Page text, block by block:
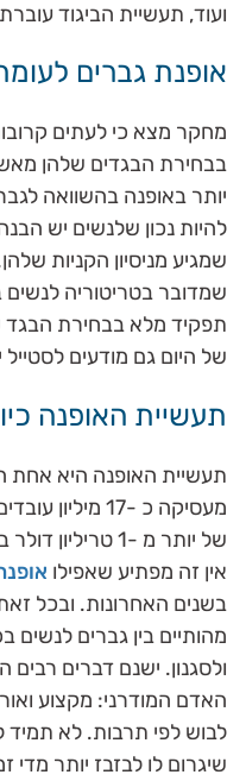
ועוד, תעשיית הביגוד
אופנת גברים
מחקר מצא כי לעתים
בבחירת הבגדים שלהן
יותר באופנה בהשוואה
להיות נכון שלנשים יש
שמגיע מניסיון הקניות
שמדובר בטריטוריה
תפקיד מלא בבחירת הבגד
של היום גם מודעים
תעשיית האופנה
תעשיית האופנה היא אחת
מעסיקה כ -17
של יותר מ -1
אין זה מפתיע שאפילו
בשנים האחרונות. ובכל
מהותיים בין גברים
ולסגנון. ישנם דברים
האדם המודרני: מקצוע
לבוש לפי תרבות. לא
שיגרום לו לבזבז יותר מדי